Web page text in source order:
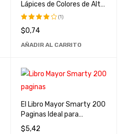
Lápices de Colores de Alta
Calidad
Valorado
4.00de
(1)
$0,74
AÑADIR AL CARRITO
El Libro Mayor Smarty 200
Paginas Ideal para
Contabilidad
$5,42